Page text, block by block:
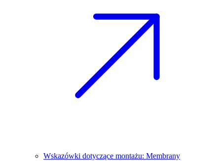
Wskazówki dotyczące montażu: Membrany